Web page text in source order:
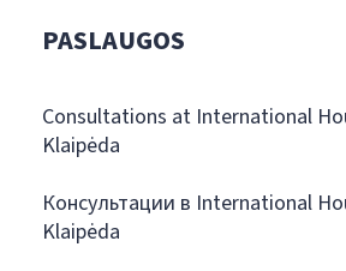
PASLAUGOS
Consultations at International
Klaipėda
Консультации в International
Klaipėda